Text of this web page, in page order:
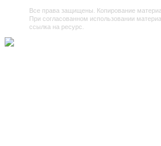
Все права защищены. Копирование
При согласованном использовании
ссылка на ресурс.